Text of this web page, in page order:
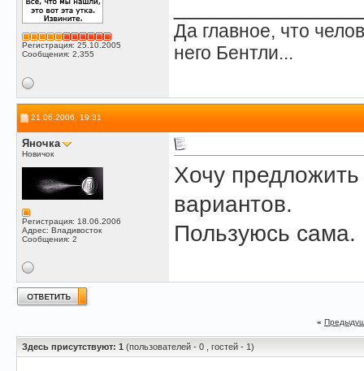
Регистрация: 25.10.2005
Сообщения: 2,355
Да главное, что
него Бентли...
21.06.2006, 19:31
Яночка
Новичок
Регистрация: 18.06.2006
Адрес: Владивосток
Сообщения: 2
Хочу
вариантов.
Пользуюсь сама.
«
Здесь присутствуют: 1 (пользователей - 0 , гостей - 1)